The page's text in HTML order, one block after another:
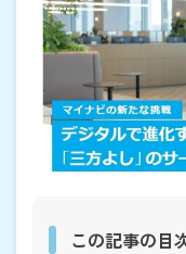
この記事の目